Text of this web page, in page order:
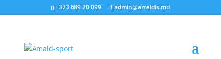
+373 689 20 099 admin@amaldis.md
Главная/Обувь